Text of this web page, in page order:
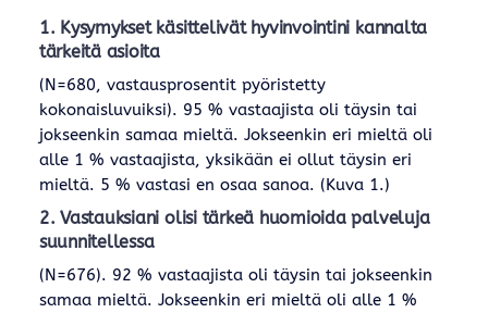
1. Kysymykset käsittelivät hyvinvointini kannalta
tärkeitä asioita
(N=680, vastausprosentit pyöristetty
kokonaisluvuiksi). 95 % vastaajista oli täysin tai
jokseenkin samaa mieltä. Jokseenkin eri mieltä oli
alle 1 % vastaajista, yksikään ei ollut täysin eri
mieltä. 5 % vastasi en osaa sanoa. (Kuva 1.)
2. Vastauksiani olisi tärkeä huomioida palveluja
suunnitellessa
(N=676). 92 % vastaajista oli täysin tai jokseenkin
samaa mieltä. Jokseenkin eri mieltä oli alle 1 %